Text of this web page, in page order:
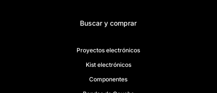
Buscar y comprar
Proyectos electrónicos
Kist electrónicos
Componentes